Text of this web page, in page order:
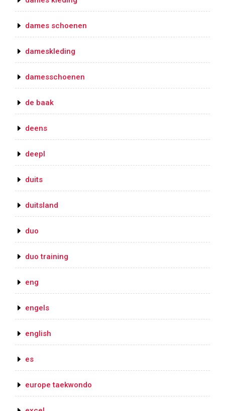
dames schoenen
dameskleding
damesschoenen
de baak
deens
deepl
duits
duitsland
duo
duo training
eng
engels
english
es
europe taekwondo